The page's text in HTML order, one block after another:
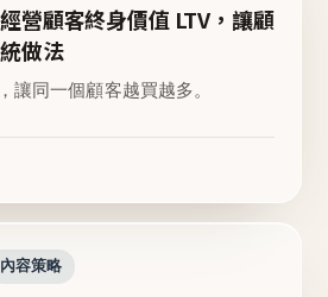
營顧客終身價值 LTV，讓顧
做法
讓同一個顧客越買越多。
內容策略